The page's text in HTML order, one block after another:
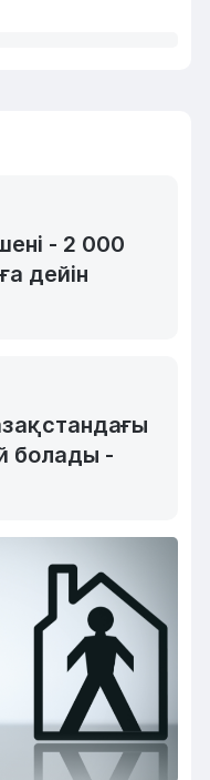
- 2 000
дейін
болады -